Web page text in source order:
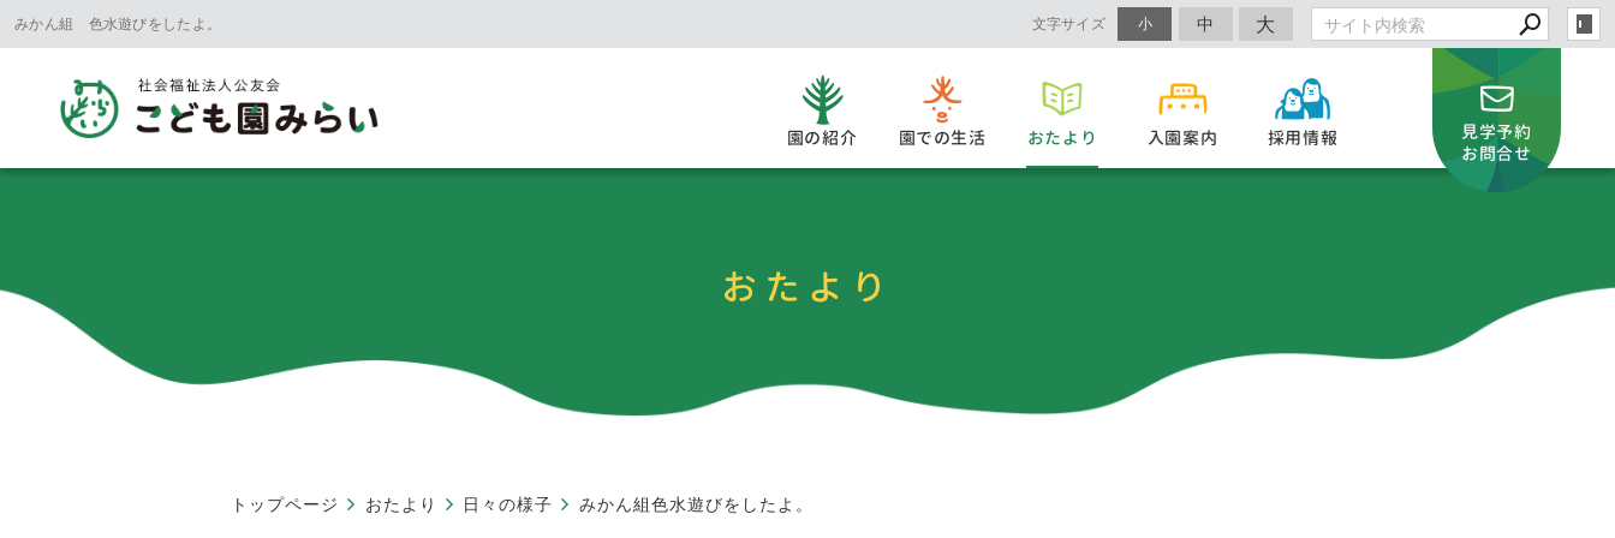
みかん組 色水遊びをしたよ。 文字サイズ 小 中 大
園の紹介 園での生活 おたより 入園案内 採用情報
見学予約
お問合せ
おたより
トップページ おたより 日々の様子 みかん組色水遊びをしたよ。